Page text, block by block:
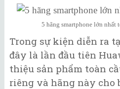
5 hãng smartphone lớn nhất
Trong sự kiện diễn ra
đây là lần đầu tiên
thiệu sản phẩm toàn
riêng và hãng này cho